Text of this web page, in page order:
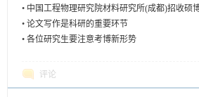
• 中国工程物理研究院材料研究所(成都)招收硕
• 论文写作是科研的重要环节
• 各位研究生要注意考博新形势
评论